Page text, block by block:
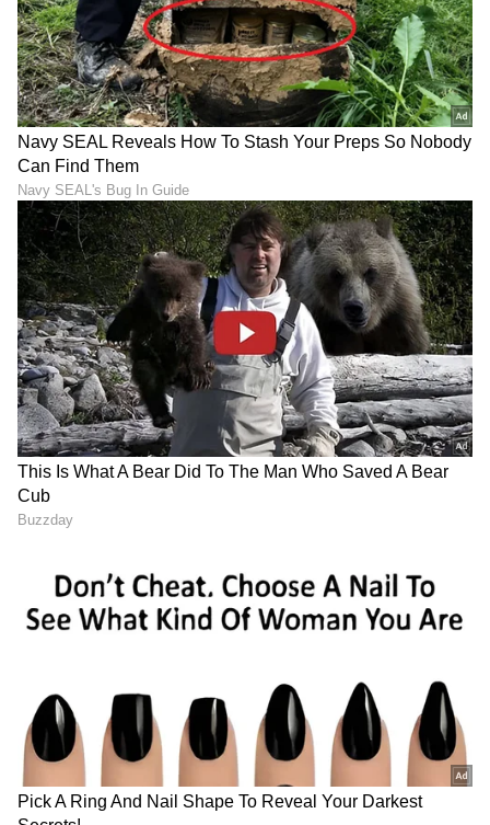
1962 ರ ಆರಂಭದಲ್ಲಿ, ಲತಾ ಮಂಗೇಶ್ಕರ್ ತೀವ್ರ
ಅನಾರೋಗ್ಯಕ್ಕೆ ಒಳಗಾದರು. ವೈದ್ಯರನ್ನು ಕರೆಸಲಾಯಿತು
ಮತ್ತು ವೈದ್ಯಕೀಯ ತನಿಖೆಯಲ್ಲಿ ಆವರಿಗೆ ಸ್ಲೋ ಪಾಯ್ಸನ್
ನೀಡಿರುವುದು ಬೆಳಕಿಗೆ ಬಂತು. ಮೂರು ದಿನ ಜೀವನ್ಮರಣ
ಹೋರಾಟ ನಡೆಸಿದರು. ಈ ಘಟನೆ ಅವರನ್ನು ದೈಹಿಕವಾಗಿ
ದುರ್ಬಲಗೊಳಿಸಿತು ಮತ್ತು ಅವರು ಸುಮಾರು ಮೂರು ತಿಂಗಳ
ಕಾಲ ಹಾಸಿಗೆ ಹಿಡಿದಳು. ಘಟನೆಯ ನಂತರ, ಅವರ
ಅಡುಗೆಯವನು ತನ್ನ ವೇತನವನ್ನು ತೆಗೆದುಕೊಳ್ಳದೆ ಮನೆಯಿಂದ
ನಾಪತ್ತೆಯಾಗಿದ್ದನು.
9
10
ದೀದಿಯನ್ನು ಭೇಟಿ ಮಾಡುತ್ತಾರೆ, ಮೊದಲು ಅವರ
ಆಹಾರವನ್ನು ರುಚಿ ನೋಡುತ್ತಾರೆ ಮತ್ತು ನಂತರ ಮಾತ್ರ
ಅವರಿಗೆ ತಿನ್ನಲು ಅವಕಾಶ ಮಾಡಿಕೊಡುತ್ತಾರೆ. ಲತಾ
ಮಂಗೇಶ್ಕರ್ ಅವರ ಬಗೆಗಿನ 'ಹರ್‌ ವೋನ್‌ ವಾಯ್ಸ್‌'